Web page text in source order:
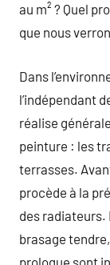
au m² ? Quel
que nous
Dans
l’indépendant
réalise
peinture : les
terrasses.
procède à la
des radiateurs.
brasage
prologue sont